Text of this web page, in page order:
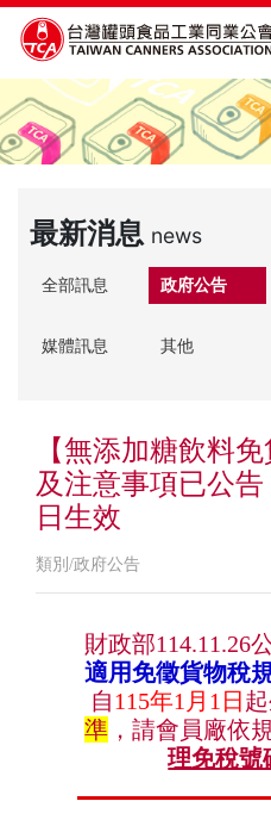
最新消息 news
全部訊息 政府公告
媒體訊息 其他
【無添加糖飲料
及注意事項已公告
日生效
類別/政府公告
財政部114.11.26
適用免徵貨物稅
自115年1月1日
準 ，請會員廠依
理免稅號